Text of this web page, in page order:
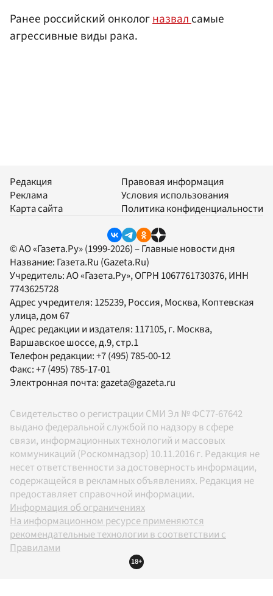
Ранее российский онкологназвалсамые
агрессивные виды рака.
Редакция
Реклама
Карта сайта
Правовая информация
Условия использования
Политика конфиденциальности
© АО «Газета.Ру» (1999-2026) – Главные новости дня
Название: Газета.Ru (Gazeta.Ru)
Учредитель:АО «Газета.Ру», ОГРН 1067761730376, ИНН
7743625728
Адрес учредителя: 125239, Россия, Москва, Коптевская
улица, дом 67
Адрес редакции и издателя: 117105, г. Москва,
Варшавское шоссе, д.9, стр.1
Телефон редакции:+7 (495) 785-00-12
Факс:+7 (495) 785-17-01
Электронная почта:gazeta@gazeta.ru
Свидетельство о регистрации СМИ Эл № ФС77-67642
выдано федеральной службой по надзору в сфере
связи, информационных технологий и массовых
коммуникаций (Роскомнадзор) 10.11.2016 г. Редакция не
несет ответственности за достоверность информации,
содержащейся в рекламных объявлениях. Редакция не
предоставляет справочной информации.
Информация об ограничениях
На информационном ресурсе применяются
рекомендательные технологии в соответствии с
Правилами
18+